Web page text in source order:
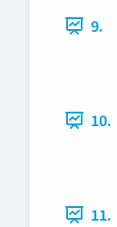
9.
10.
11.